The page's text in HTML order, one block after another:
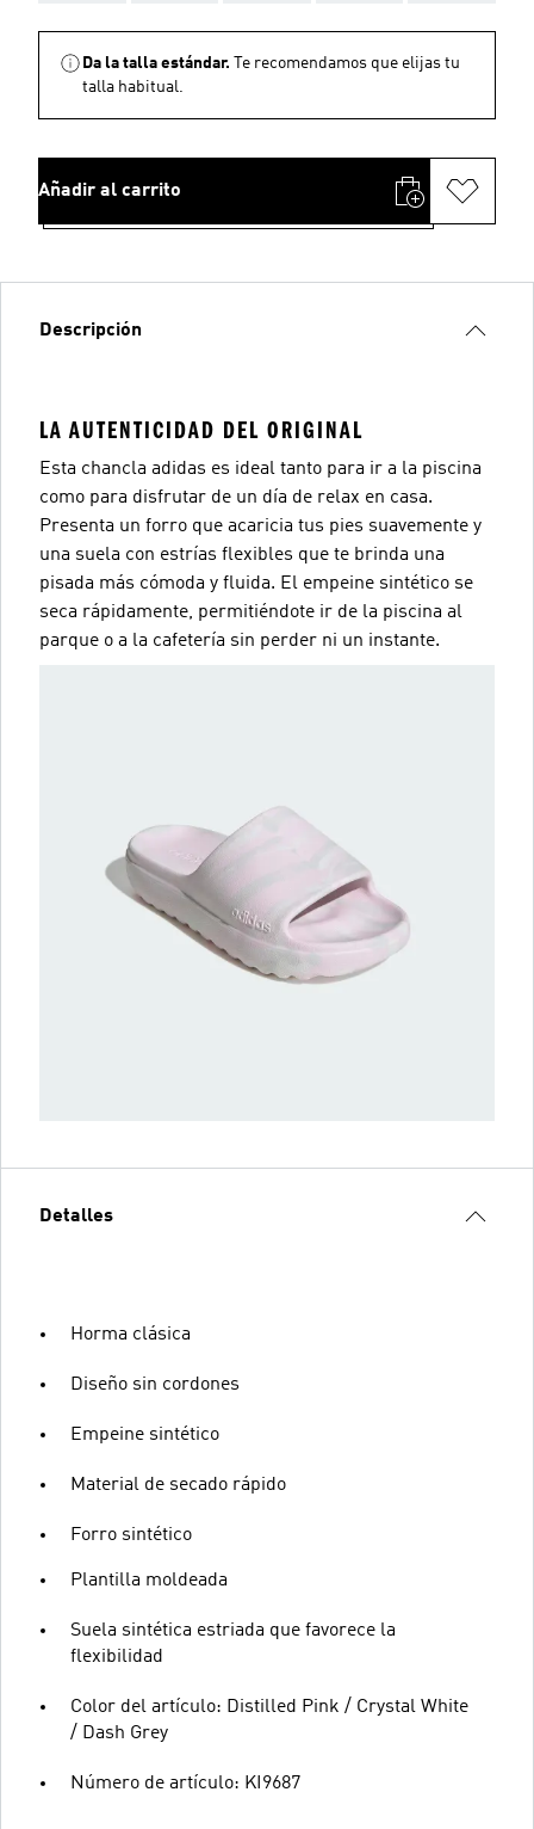
Da la talla estándar.
Te recomendamos que elijas tu
talla habitual.
Añadir al carrito
Descripción
LA AUTENTICIDAD DEL ORIGINAL
Esta chancla adidas es ideal tanto para ir a la piscina
como para disfrutar de un día de relax en casa.
Presenta un forro que acaricia tus pies suavemente y
una suela con estrías flexibles que te brinda una
pisada más cómoda y fluida. El empeine sintético se
seca rápidamente, permitiéndote ir de la piscina al
parque o a la cafetería sin perder ni un instante.
Detalles
Horma clásica
Diseño sin cordones
Empeine sintético
Material de secado rápido
Forro sintético
Plantilla moldeada
Suela sintética estriada que favorece la
flexibilidad
Color del artículo: Distilled Pink / Crystal White
/ Dash Grey
Número de artículo: KI9687